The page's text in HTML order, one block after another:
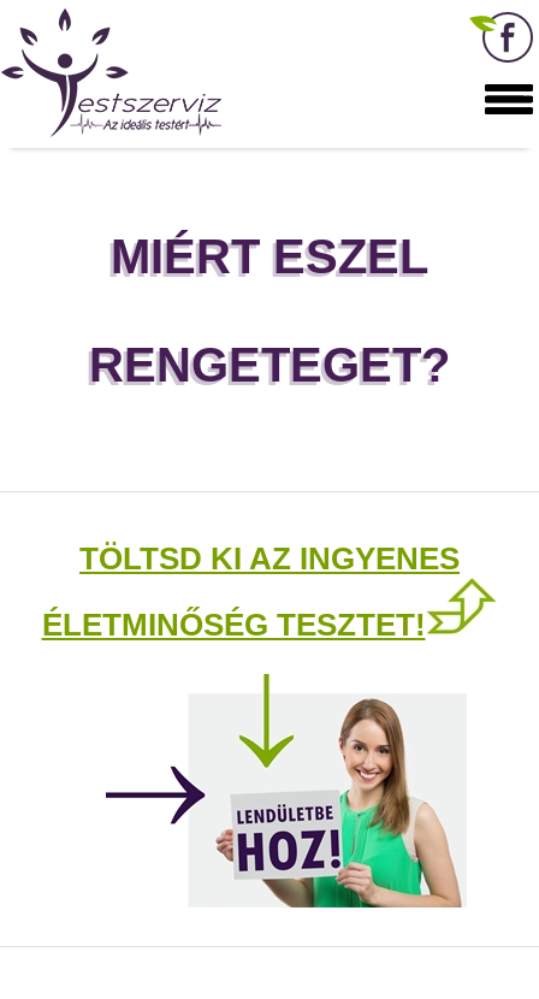
MIÉRT ESZEL
RENGETEGET?
TÖLTSD KI AZ INGYENES
ÉLETMINŐSÉG TESZTET!